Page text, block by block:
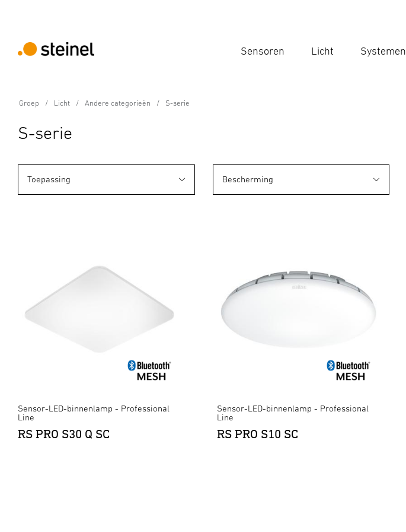
Sensoren Licht Systemen
Groep Licht Andere categorieën S-serie
S-serie
Toepassing Bescherming
Sensor-LED-binnenlamp - Professional
Line
RS PRO S30 Q SC
Sensor-LED-binnenlamp - Professional
Line
RS PRO S10 SC